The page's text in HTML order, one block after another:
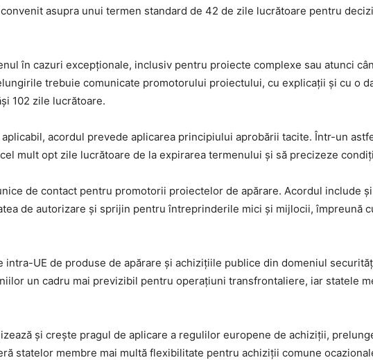
asupra unui termen standard de 42 de zile lucrătoare pentru
în cazuri excepționale, inclusiv pentru proiecte complexe sau atunci
trebuie comunicate promotorului proiectului, cu explicații și cu o
102 zile lucrătoare.
acordul prevede aplicarea principiului aprobării tacite. Într-un
mult opt zile lucrătoare de la expirarea termenului și să precizeze
de contact pentru promotorii proiectelor de apărare. Acordul include
de autorizare și sprijin pentru întreprinderile mici și mijlocii, împreună
UE de produse de apărare și achizițiile publice din domeniul
un cadru mai previzibil pentru operațiuni transfrontaliere, iar statele
și crește pragul de aplicare a regulilor europene de achiziții,
statelor membre mai multă flexibilitate pentru achiziții comune